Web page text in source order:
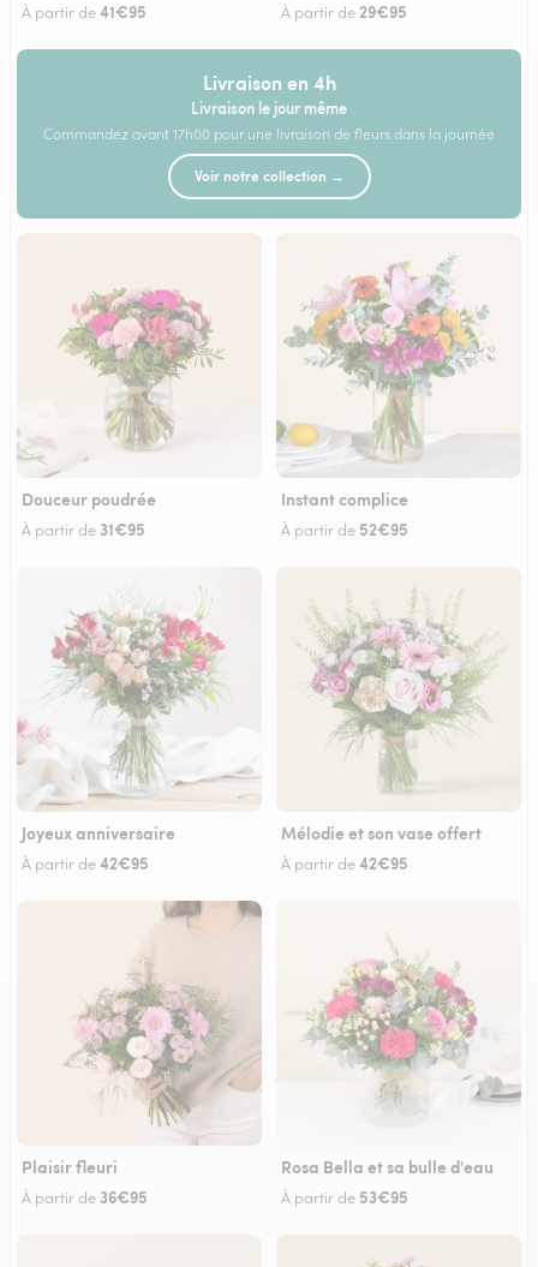
À partir de41€95 À partir de 29€95
Livraison en 4h
Livraison le jour même
Commandez avant 17h00 pour une livraison de fleurs dans la journée
Voir notre collection →
Douceur poudrée
À partir de 31€95
Instant complice
À partir de 52€95
Joyeux anniversaire
À partir de42€95
Mélodie et son vase offert
À partir de42€95
Plaisir fleuri
À partir de 36€95
Rosa Bella et sa bulle d'eau
À partir de 53€95